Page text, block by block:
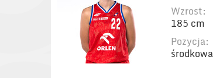
Wzrost:
185 cm
Pozycja:
środkowa